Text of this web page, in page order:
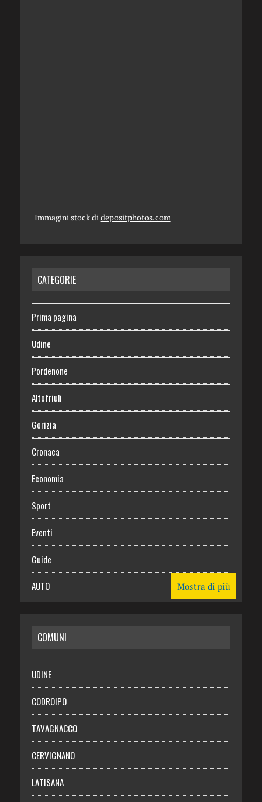
Immagini stock didepositphotos.com
CATEGORIE
Prima pagina
Udine
Pordenone
Altofriuli
Gorizia
Cronaca
Economia
Sport
Eventi
Guide
AUTO
RISPARMIO
SALUTE
Necrologie
Chi siamo
Abbonati
Login
Mostra di più
COMUNI
UDINE
CODROIPO
TAVAGNACCO
CERVIGNANO
LATISANA